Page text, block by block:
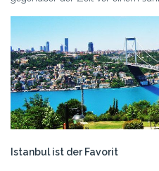
Istanbul ist der Favorit